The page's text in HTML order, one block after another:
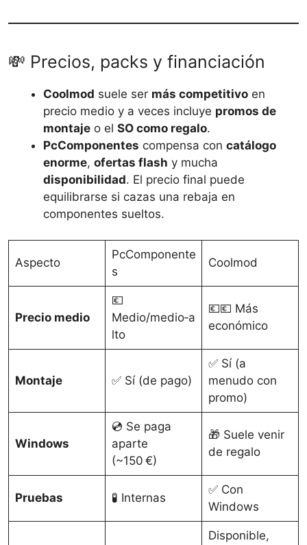
💸 Precios, packs y financiación
Coolmod suele ser más competitivo en
precio medio y a veces incluye promos de
montaje o el SO como regalo.
PcComponentes compensa con catálogo
enorme, ofertas flash y mucha
disponibilidad. El precio final puede
equilibrarse si cazas una rebaja en
componentes sueltos.
Aspecto
PcComponente
s
Coolmod
Precio medio
💶
Medio/medio‑a
lto
💶💶 Más
económico
Montaje ✅ Sí (de pago)
✅ Sí (a
menudo con
promo)
Windows
💿 Se paga
aparte
(~150 €)
🎁 Suele venir
de regalo
Pruebas 🧪 Internas
✅ Con
Windows
Disponible,